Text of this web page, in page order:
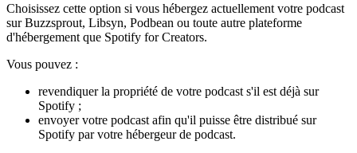
Choisissez cette option si vous hébergez actuellement votre podcast
sur Buzzsprout, Libsyn, Podbean ou toute autre plateforme
d'hébergement que Spotify for Creators.
Vous pouvez :
revendiquer la propriété de votre podcast s'il est déjà sur
Spotify ;
envoyer votre podcast afin qu'il puisse être distribué sur
Spotify par votre hébergeur de podcast.